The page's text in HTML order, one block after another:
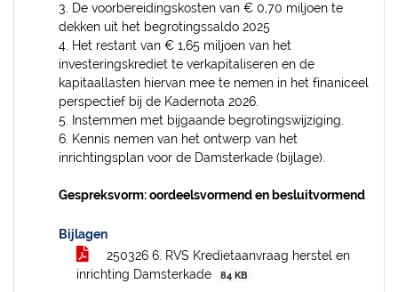
3. De voorbereidingskosten van € 0,70 miljoen te
dekken uit het begrotingssaldo 2025
4. Het restant van € 1,65 miljoen van het
investeringskrediet te verkapitaliseren en de
kapitaallasten hiervan mee te nemen in het finaniceel
perspectief bij de Kadernota 2026.
5. Instemmen met bijgaande begrotingswijziging.
6. Kennis nemen van het ontwerp van het
inrichtingsplan voor de Damsterkade (bijlage).
Gespreksvorm: oordeelsvormend en besluitvormend
Bijlagen
250326 6. RVS Kredietaanvraag herstel en
inrichting Damsterkade
84 KB